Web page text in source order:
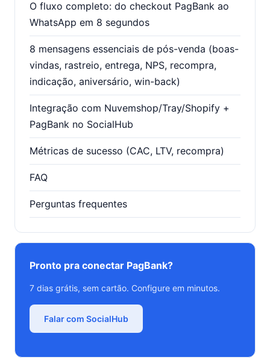
O fluxo completo: do checkout PagBank ao
WhatsApp em 8 segundos
8 mensagens essenciais de pós-venda (boas-
vindas, rastreio, entrega, NPS, recompra,
indicação, aniversário, win-back)
Integração com Nuvemshop/Tray/Shopify +
PagBank no SocialHub
Métricas de sucesso (CAC, LTV, recompra)
FAQ
Perguntas frequentes
Pronto pra conectar PagBank?
7 dias grátis, sem cartão. Configure em minutos.
Falar com SocialHub